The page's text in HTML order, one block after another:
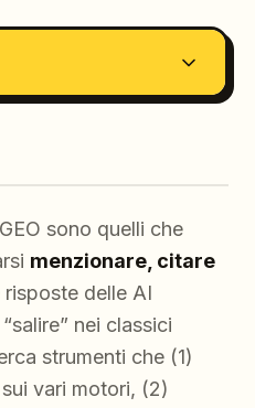
sono quelli che
menzionare, citare
risposte delle AI
nei classici
strumenti che (1)
vari motori, (2)